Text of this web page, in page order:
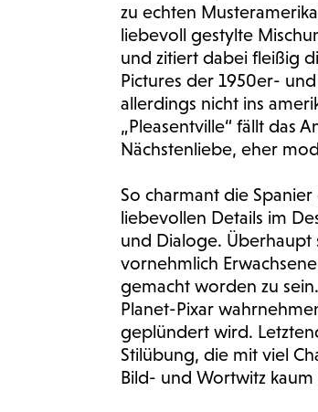
zu echten
liebevoll gestylte
und zitiert dabei fleißig
Pictures der 1950er-
allerdings nicht ins
„Pleasentville“ fällt das
Nächstenliebe, eher
So charmant die
liebevollen Details im
und Dialoge. Überhaupt
vornehmlich
gemacht worden zu
Planet-Pixar
geplündert wird.
Stilübung, die mit viel
Bild- und Wortwitz